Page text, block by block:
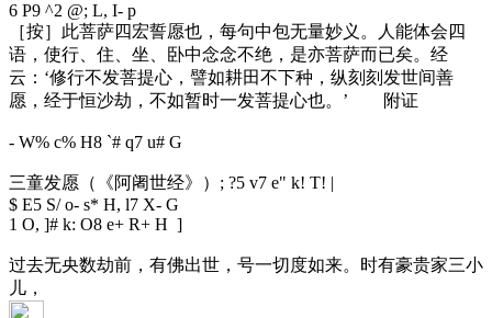
6 P9 ^2 @; L, I- p
［按］此菩萨四宏誓愿也，每句中包无量妙义。人能体会四
语，使行、住、坐、卧中念念不绝，是亦菩萨而已矣。经
云：‘修行不发菩提心，譬如耕田不下种，纵刻刻发世间善
愿，经于恒沙劫，不如暂时一发菩提心也。’ 附证
- W% c% H8 `# q7 u# G
三童发愿（《阿阇世经》） ; ?5 v7 e" k! T! |
$ E5 S/ o- s* H, l7 X- G
1 O, ]# k: O8 e+ R+ H ]
过去无央数劫前，有佛出世，号一切度如来。时有豪贵家三小
儿，